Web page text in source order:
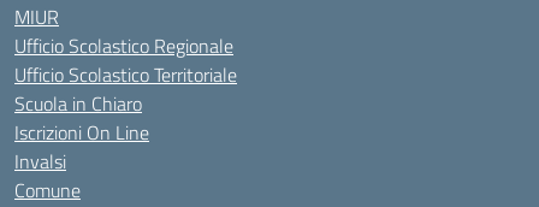
MIUR
Ufficio Scolastico Regionale
Ufficio Scolastico Territoriale
Scuola in Chiaro
Iscrizioni On Line
Invalsi
Comune